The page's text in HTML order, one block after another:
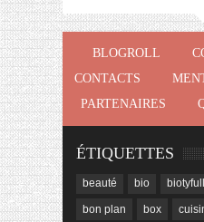
BLOGROLL
CONTACTS
PARTENAIRES
ÉTIQUETTES
beauté bio
bon plan box